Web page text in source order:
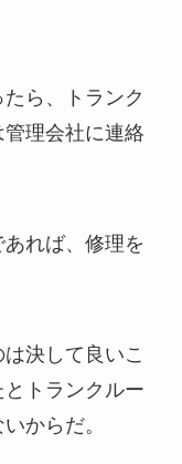
ら、トランク
理会社に連絡
れば、修理を
決して良いこ
トランクルー
からだ。